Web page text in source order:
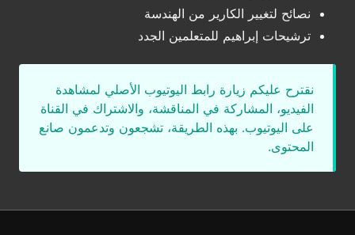
نصائح لتغيير الكارير من الهندسة
ترشيحات إبراهيم للمتعلمين الجدد
نقترح عليكم زيارة رابط اليوتيوب الأصلي لمشاهدة
الفيديو، المشاركة في المناقشة، والاشتراك في القناة
على اليوتيوب. بهذه الطريقة، تشجعون وتدعمون صانع
المحتوى.